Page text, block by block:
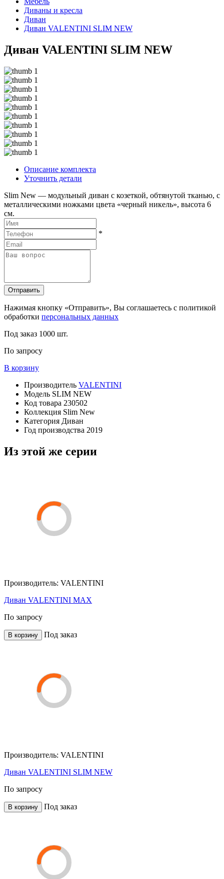
Диваны и кресла
Диван
Диван VALENTINI SLIM NEW
Диван VALENTINI SLIM NEW
Описание комплекта
Уточнить детали
Slim New — модульный диван с козеткой, обтянутой тканью, с
металлическими ножками цвета «черный никель», высота 6
см.
*
Отправить
Нажимая кнопку «Отправить», Вы соглашаетесь с политикой
обработки персональных данных
Под заказ 1000 шт.
По запросу
В корзину
Производитель VALENTINI
Модель SLIM NEW
Код товара 230502
Коллекция Slim New
Категория Диван
Год производства 2019
Из этой же серии
Производитель: VALENTINI
Диван VALENTINI MAX
По запросу
В корзину Под заказ
Производитель: VALENTINI
Диван VALENTINI SLIM NEW
По запросу
В корзину Под заказ